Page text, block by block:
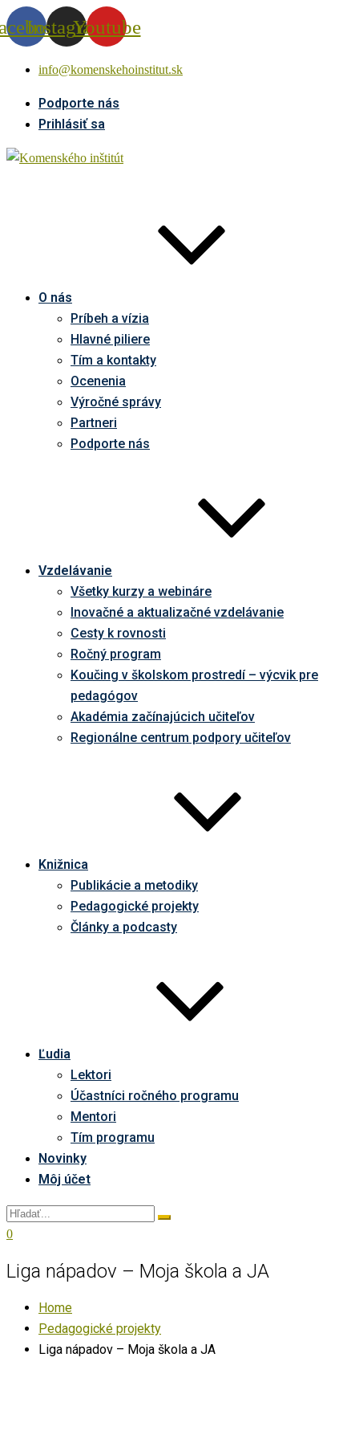
InstagramYoutube
info@komenskehoinstitut.sk
Podporte nás
Prihlásiť sa
O nás
Príbeh a vízia
Hlavné piliere
Tím a kontakty
Ocenenia
Výročné správy
Partneri
Podporte nás
Vzdelávanie
Všetky kurzy a webináre
Inovačné a aktualizačné vzdelávanie
Cesty k rovnosti
Ročný program
Koučing v školskom prostredí – výcvik pre
pedagógov
Akadémia začínajúcich učiteľov
Regionálne centrum podpory učiteľov
Knižnica
Publikácie a metodiky
Pedagogické projekty
Články a podcasty
Ľudia
Lektori
Účastníci ročného programu
Mentori
Tím programu
Novinky
Môj účet
0
Liga nápadov – Moja škola a JA
Home
Pedagogické projekty
Liga nápadov – Moja škola a JA